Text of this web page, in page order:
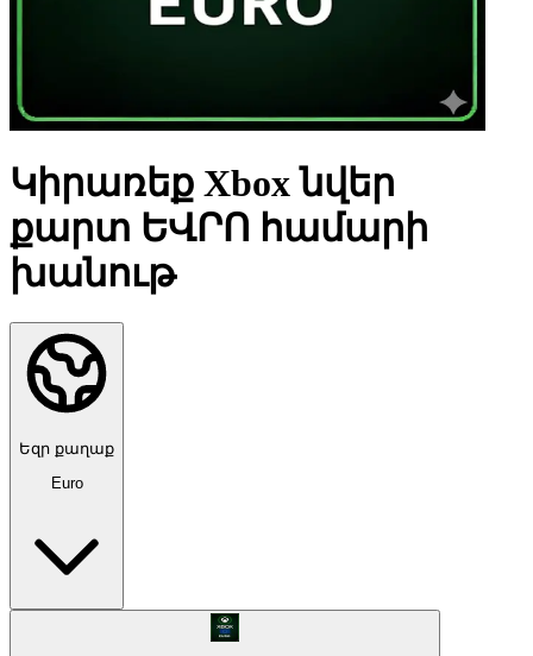
Կիրառեք Xbox նվեր
քարտ ԵՎՐՈ համարի
խանութ
Եզր քաղաք
Euro